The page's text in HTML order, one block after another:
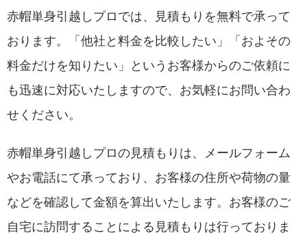
赤帽単身引越しプロでは、見積もりを無料で承って
おります。「他社と料金を比較したい」「およその
料金だけを知りたい」というお客様からのご依頼に
も迅速に対応いたしますので、お気軽にお問い合わ
せください。
赤帽単身引越しプロの見積もりは、メールフォーム
やお電話にて承っており、お客様の住所や荷物の量
などを確認して金額を算出いたします。お客様のご
自宅に訪問することによる見積もりは行っておりま